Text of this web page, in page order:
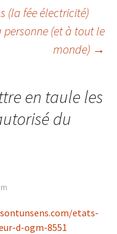
(la fée électricité)
personne (et à tout le
monde) →
en taule les
du
etats-
d-ogm-8551